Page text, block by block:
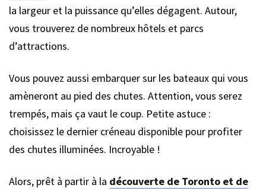
la largeur et la puissance qu’elles dégagent. Autour,
vous trouverez de nombreux hôtels et parcs
d’attractions.
Vous pouvez aussi embarquer sur les bateaux qui vous
amèneront au pied des chutes. Attention, vous serez
trempés, mais ça vaut le coup. Petite astuce :
choisissez le dernier créneau disponible pour profiter
des chutes illuminées. Incroyable !
Alors, prêt à partir à la découverte de Toronto et de